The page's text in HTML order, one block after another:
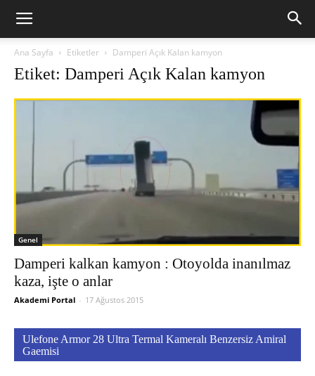
Ana Sayfa Etiketler Damperi Açık Kalan kamyon
Etiket: Damperi Açık Kalan kamyon
Genel
Damperi kalkan kamyon : Otoyolda inanılmaz
kaza, işte o anlar
Akademi Portal - 17 Ağustos 2015
Ulefone Armor 28 Ultra Termal Kameralı Benzersiz Amiral
Gaemisi